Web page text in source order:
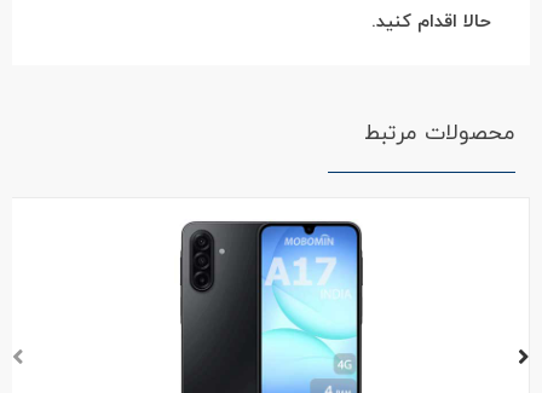
حالا اقدام کنید.
محصولات مرتبط